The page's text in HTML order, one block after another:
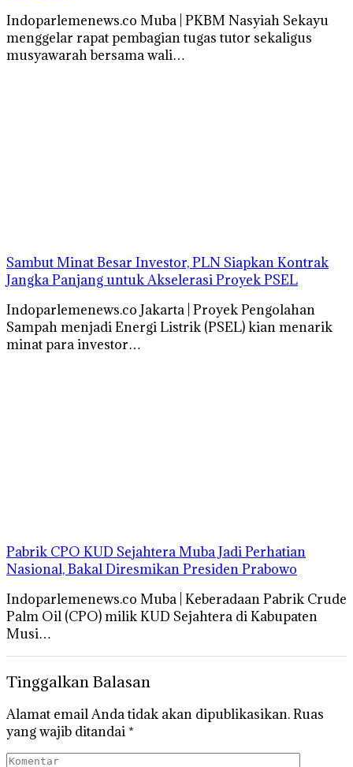
Indoparlemenews.co Muba | PKBM Nasyiah Sekayu
menggelar rapat pembagian tugas tutor sekaligus
musyawarah bersama wali…
Sambut Minat Besar Investor, PLN Siapkan Kontrak
Jangka Panjang untuk Akselerasi Proyek PSEL
Indoparlemenews.co Jakarta | Proyek Pengolahan
Sampah menjadi Energi Listrik (PSEL) kian menarik
minat para investor…
Pabrik CPO KUD Sejahtera Muba Jadi Perhatian
Nasional, Bakal Diresmikan Presiden Prabowo
Indoparlemenews.co Muba | Keberadaan Pabrik Crude
Palm Oil (CPO) milik KUD Sejahtera di Kabupaten
Musi…
Tinggalkan Balasan
Alamat email Anda tidak akan dipublikasikan.Ruas
yang wajib ditandai *